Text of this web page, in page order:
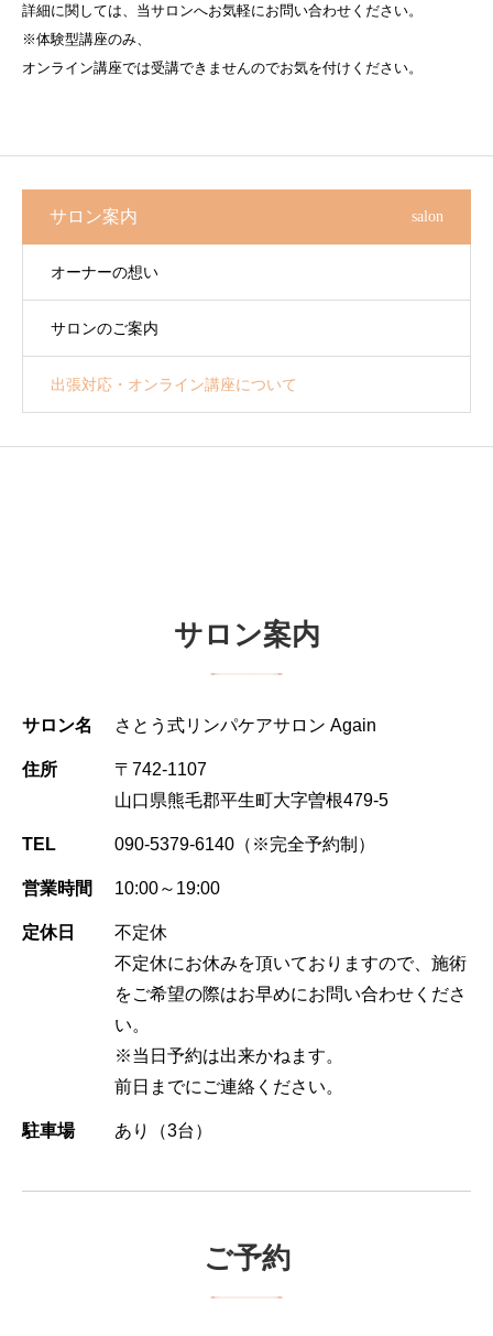
詳細に関しては、当サロンへお気軽にお問い合わせください。
※体験型講座のみ、
オンライン講座では受講できませんのでお気を付けください。
サロン案内 salon
オーナーの想い
サロンのご案内
出張対応・オンライン講座について
サロン案内
サロン名 さとう式リンパケアサロン Again
住所
〒742-1107
山口県熊毛郡平生町大字曽根479-5
TEL 090-5379-6140 （※完全予約制）
営業時間 10:00～19:00
定休日
不定休
不定休にお休みを頂いておりますので、施術
をご希望の際はお早めにお問い合わせくださ
い。
※当日予約は出来かねます。
前日までにご連絡ください。
駐車場 あり（3台）
ご予約